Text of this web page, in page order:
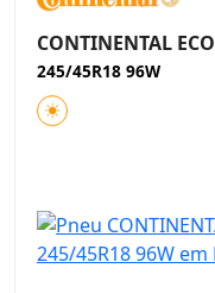
CONTINENTAL
245/45R18 96W